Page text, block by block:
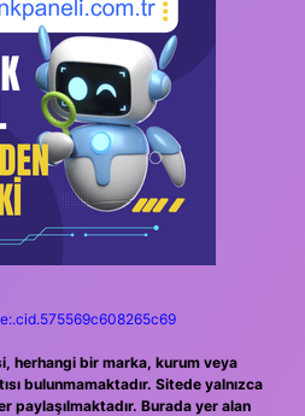
herhangi bir marka, kurum veya
bulunmamaktadır. Sitede yalnızca
paylaşılmaktadır. Burada yer alan